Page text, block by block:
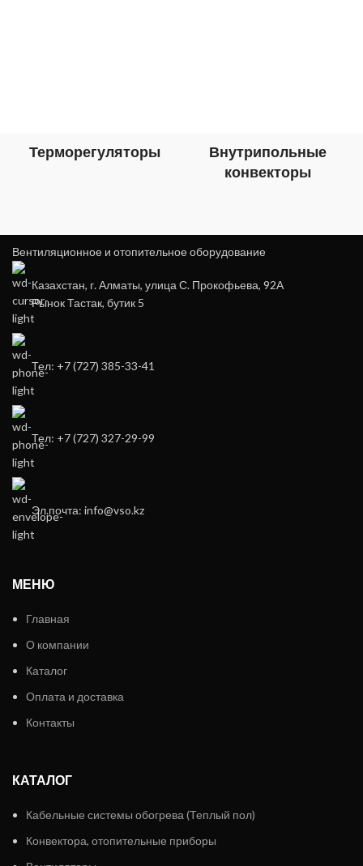
Терморегуляторы
Внутрипольные
конвекторы
Вентиляционное и отопительное оборудование
Казахстан, г. Алматы, улица С. Прокофьева, 92А
Рынок Тастак, бутик 5
Тел: +7 (727) 385-33-41
Тел: +7 (727) 327-29-99
Эл.почта: info@vso.kz
МЕНЮ
Главная
О компании
Каталог
Оплата и доставка
Контакты
КАТАЛОГ
Кабельные системы обогрева (Теплый пол)
Конвектора, отопительные приборы